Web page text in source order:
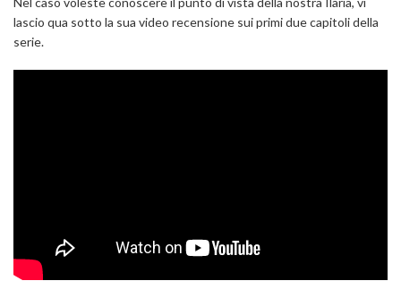
lascio qua sotto la sua video recensione sui primi due capitoli della
serie.